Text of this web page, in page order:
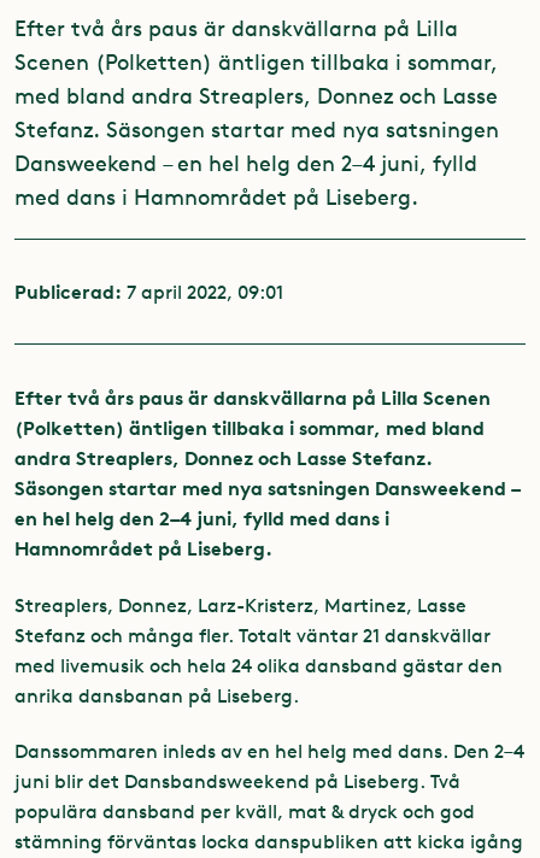
Efter två års paus är danskvällarna på Lilla
Scenen (Polketten) äntligen tillbaka i sommar,
med bland andra Streaplers, Donnez och Lasse
Stefanz. Säsongen startar med nya satsningen
Dansweekend – en hel helg den 2–4 juni, fylld
med dans i Hamnområdet på Liseberg.
Publicerad: 7 april 2022, 09:01
Efter två års paus är danskvällarna på Lilla Scenen
(Polketten) äntligen tillbaka i sommar, med bland
andra Streaplers, Donnez och Lasse Stefanz.
Säsongen startar med nya satsningen Dansweekend –
en hel helg den 2–4 juni, fylld med dans i
Hamnområdet på Liseberg.
Streaplers, Donnez, Larz-Kristerz, Martinez, Lasse
Stefanz och många fler. Totalt väntar 21 danskvällar
med livemusik och hela 24 olika dansband gästar den
anrika dansbanan på Liseberg.
Danssommaren inleds av en hel helg med dans. Den 2–4
juni blir det Dansbandsweekend på Liseberg. Två
populära dansband per kväll, mat & dryck och god
stämning förväntas locka danspubliken att kicka igång